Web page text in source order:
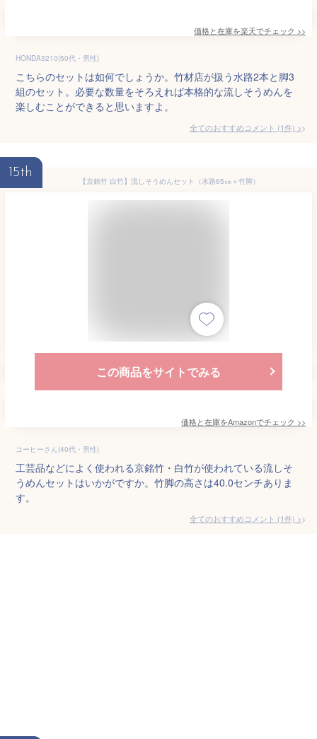
価格と在庫を楽天でチェック >>
HONDA3210(50代・男性)
こちらのセットは如何でしょうか。竹材店が扱う水路2本と脚3
組のセット。必要な数量をそろえれば本格的な流しそうめんを
楽しむことができると思いますよ。
全てのおすすめコメント (1件) >
15th
【京銘竹 白竹】流しそうめんセット（水路65㎝＋竹脚）
この商品をサイトでみる
価格と在庫をAmazonでチェック >>
コーヒーさん(40代・男性)
工芸品などによく使われる京銘竹・白竹が使われている流しそ
うめんセットはいかがですか。竹脚の高さは40.0センチありま
す。
全てのおすすめコメント (1件) >